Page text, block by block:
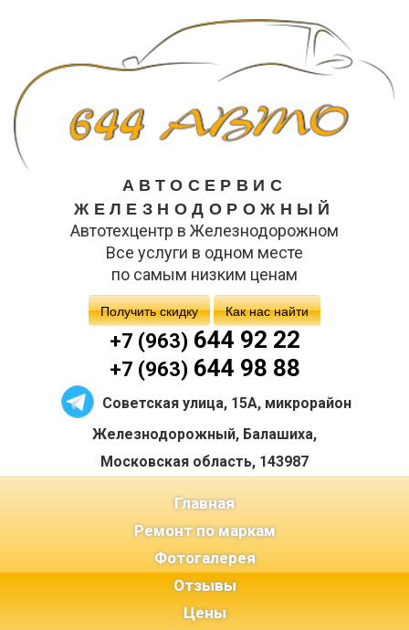
АВТОСЕРВИС
ЖЕЛЕЗНОДОРОЖНЫЙ
Автотехцентр в Железнодорожном
Все услуги в одном месте
по самым низким ценам
Получить скидку Как нас найти
+7 (963)644 92 22
+7 (963)644 98 88
Советская улица, 15А, микрорайон
Железнодорожный, Балашиха,
Московская область, 143987
Главная(current)
Ремонт по маркам
Фотогалерея
Отзывы
Цены